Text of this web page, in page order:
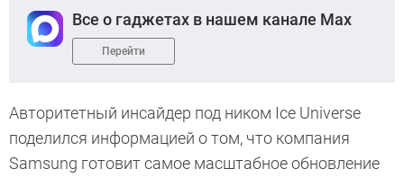
Все о гаджетах в нашем канале Max
Перейти
Авторитетный инсайдер под ником Ice Universe
поделился информацией о том, что компания
Samsung готовит самое масштабное обновление